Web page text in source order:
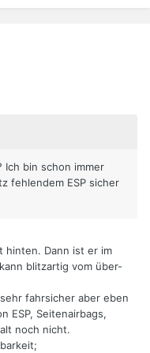
Ich bin schon immer
fehlendem ESP sicher
hinten. Dann ist er im
blitzartig vom über-
fahrsicher aber eben
ESP, Seitenairbags,
noch nicht.